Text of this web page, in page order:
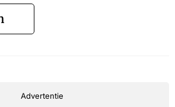
Advertentie